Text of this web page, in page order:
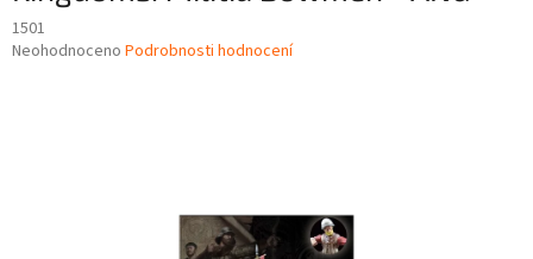
1501
Průměrné
Neohodnoceno Podrobnosti hodnocení